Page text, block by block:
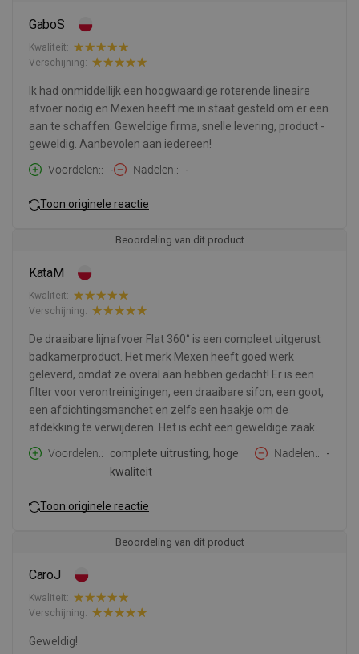
GaboS
Kwaliteit:
Verschijning:
Ik had onmiddellijk een hoogwaardige roterende lineaire
afvoer nodig en Mexen heeft me in staat gesteld om er een
aan te schaffen. Geweldige firma, snelle levering, product -
geweldig. Aanbevolen aan iedereen!
Voordelen:
- Nadelen: -
Toon originele reactie
Beoordeling van dit product
KataM
Kwaliteit:
Verschijning:
De draaibare lijnafvoer Flat 360° is een compleet uitgerust
badkamerproduct. Het merk Mexen heeft goed werk
geleverd, omdat ze overal aan hebben gedacht! Er is een
filter voor verontreinigingen, een draaibare sifon, een goot,
een afdichtingsmanchet en zelfs een haakje om de
afdekking te verwijderen. Het is echt een geweldige zaak.
Voordelen:
complete uitrusting, hoge
kwaliteit
Nadelen: -
Toon originele reactie
Beoordeling van dit product
CaroJ
Kwaliteit:
Verschijning:
Geweldig!